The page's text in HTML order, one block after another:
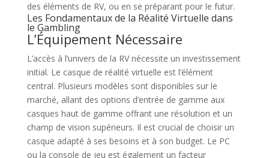
des éléments de RV, ou en se préparant pour le futur.
Les Fondamentaux de la Réalité Virtuelle dans
le Gambling
L’Équipement Nécessaire
L’accès à l’univers de la RV nécessite un investissement
initial. Le casque de réalité virtuelle est l’élément
central. Plusieurs modèles sont disponibles sur le
marché, allant des options d’entrée de gamme aux
casques haut de gamme offrant une résolution et un
champ de vision supérieurs. Il est crucial de choisir un
casque adapté à ses besoins et à son budget. Le PC
ou la console de jeu est également un facteur